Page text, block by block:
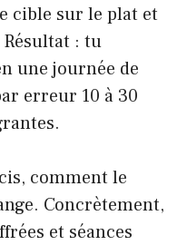
cible sur le plat et
Résultat : tu
une journée de
erreur 10 à 30
comment le
Concrètement,
et séances